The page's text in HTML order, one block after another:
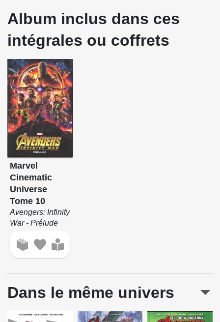
Album inclus dans ces
intégrales ou coffrets
Marvel
Cinematic
Universe
Tome 10
Avengers: Infinity
War - Prélude
Dans le même univers